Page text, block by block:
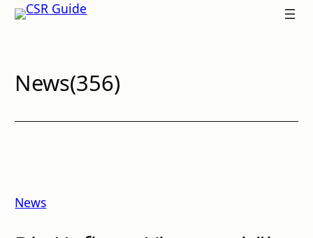
Zum
CSR
News(356)
News